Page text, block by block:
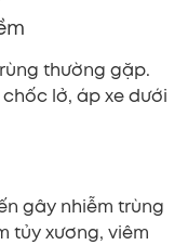
thường gặp.
lở, áp xe dưới
gây nhiễm trùng
tủy xương, viêm